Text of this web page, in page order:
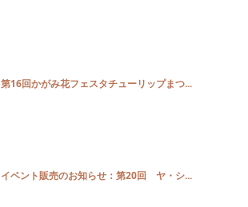
第16回かがみ花フェスタチューリップまつ...
イベント販売のお知らせ：第20回 ヤ・シ...